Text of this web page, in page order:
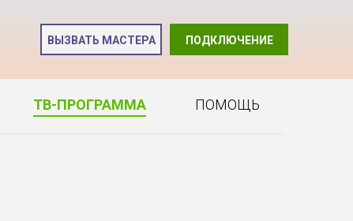
ПОДКЛЮЧЕНИЕ
ВЫЗВАТЬ МАСТЕРА
ТВ-ПРОГРАММА ПОМОЩЬ